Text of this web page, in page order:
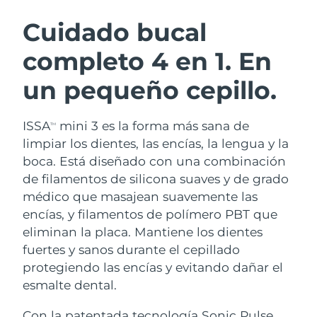
Cuidado bucal
completo 4 en 1. En
un pequeño cepillo.
ISSATM
mini 3 es la forma más sana de
limpiar los dientes, las encías, la lengua y la
boca. Está diseñado con una combinación
de filamentos de silicona suaves y de grado
médico que masajean suavemente las
encías, y filamentos de polímero PBT que
eliminan la placa. Mantiene los dientes
fuertes y sanos durante el cepillado
protegiendo las encías y evitando dañar el
esmalte dental.
Limpieza facial
Anti-aging massage
LUNA™ 4 Plus
Massage, LED heating
LUNA™ 4 Men
For men, anti-aging massage
Lifting facial
Microcurrent toning
BEAR™ 2 go
Microcurrent toning on-the-go
BEAR™ 2 eyes & lips
Microcurrent line smoothing device
Hidratación
UFO™ 3 pack
Deep facial hydration
UFO™ 3 LED
Near-infrared and red light therapy
device
Cuidado bucal
issa™ 4
Hybrid silicone sonic toothbrush
issa™ 4 plus
Smart hybrid silicone sonic toothbrush
TRATAMIENTO ANTIEDAD FAQ™
Antiedad
NEW
Austria Entrega prevista
Baréin Entrega prevista10/08/2026
Bélgica Entrega prevista 09/08/2026
Bermudas Entrega prevista15/08/2026
Bosnia y Herzegovina Entrega prevista12/08/2026
Brunéi Entrega prevista 14/08/2026
Bulgaria Entrega prevista09/08/2026
Canadá Entrega prevista
Chile